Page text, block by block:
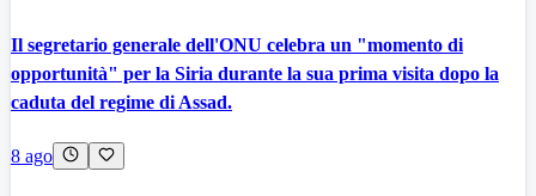
Il segretario generale dell'ONU celebra un "momento di
opportunità" per la Siria durante la sua prima visita dopo la
caduta del regime di Assad.
8 ago